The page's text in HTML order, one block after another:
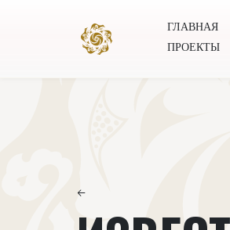
ГЛАВНАЯ
ПРОЕКТЫ
←